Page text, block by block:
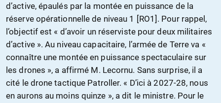
d’active, épaulés par la montée en puissance de la
réserve opérationnelle de niveau 1 [RO1]. Pour rappel,
l’objectif est « d’avoir un réserviste pour deux militaires
d’active ». Au niveau capacitaire, l’armée de Terre va «
connaître une montée en puissance spectaculaire sur
les drones », a affirmé M. Lecornu. Sans surprise, il a
cité le drone tactique Patroller. « D’ici à 2027-28, nous
en aurons au moins quinze », a dit le ministre. Pour le